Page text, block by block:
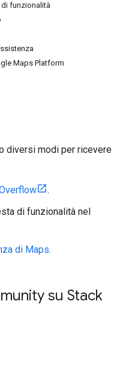
funzionalità
Maps Platform
diversi modi per ricevere
.
di funzionalità nel
di Maps.
su Stack